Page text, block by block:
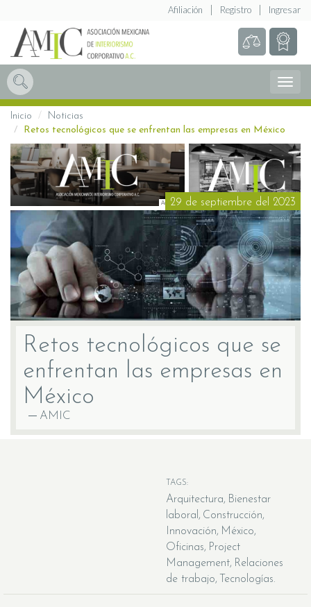
Ingresar
Registro
Afiliación
Menú
Inicio
Noticias
Retos tecnológicos que se enfrentan las empresas en México
Retos tecnológicos que se
enfrentan las empresas en
México
AMIC
29 de septiembre del 2023
TAGS:
Arquitectura
Bienestar
laboral
Construcción
Innovación
México
Oficinas
Project
Management Relaciones
de trabajo
Tecnologías